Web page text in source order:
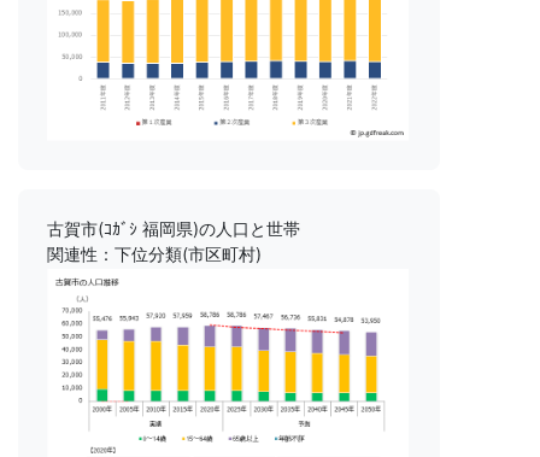
古賀市(ｺｶﾞｼ 福岡県)の人口と世帯
関連性：下位分類(市区町村)